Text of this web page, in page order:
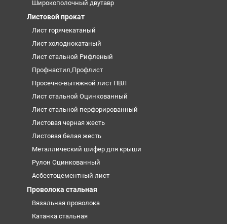
Широкополочный двутавр
Листовой прокат
Лист горячекатаный
Лист холоднокатаный
Лист стальной Рифленый
Профнастил,Профлист
Просечно-вытяжной лист ПВЛ
Лист стальной Оцинкованный
Лист стальной перфорированный
Листовая черная жесть
Листовая белая жесть
Металлический шифер для крыши
Рулон Оцинкованный
Асбестоцементный лист
Проволока стальная
Вязальная проволока
Катанка стальная